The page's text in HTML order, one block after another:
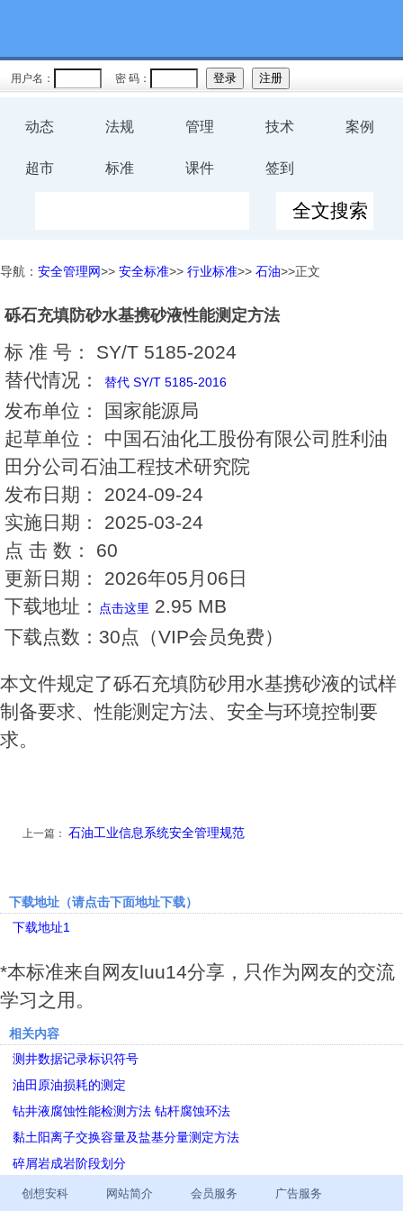
用户名： 密 码：
动态 法规 管理 技术 案例
超市 标准 课件 签到
导航： 安全管理网>> 安全标准>> 行业标准>> 石油>>正文
砾石充填防砂水基携砂液性能测定方法
标 准 号： SY/T 5185-2024
替代情况：
替代 SY/T 5185-2016
发布单位：
国家能源局
起草单位： 中国石油化工股份有限公司胜利油
田分公司石油工程技术研究院
发布日期： 2024-09-24
实施日期： 2025-03-24
点 击 数： 60
更新日期： 2026年05月06日
下载地址：
点击这里 2.95 MB
下载点数： 30点（VIP会员免费）
本文件规定了砾石充填防砂用水基携砂液的试样
制备要求、性能测定方法、安全与环境控制要
求。
上一篇： 石油工业信息系统安全管理规范
下载地址（请点击下面地址下载）
下载地址1
*本标准来自网友luu14分享，只作为网友的交流
学习之用。
相关内容
测井数据记录标识符号
油田原油损耗的测定
钻井液腐蚀性能检测方法 钻杆腐蚀环法
黏土阳离子交换容量及盐基分量测定方法
碎屑岩成岩阶段划分
创想安科 网站简介 会员服务 广告服务